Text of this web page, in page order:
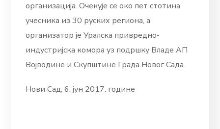
организација. Очекује се око пет стотина
учесника из 30 руских региона, а
организатор је Уралска привредно-
индустријска комора уз подршку Владе АП
Војводине и Скупштине Града Новог Сада.
Нови Сад, 6. јун 2017. године